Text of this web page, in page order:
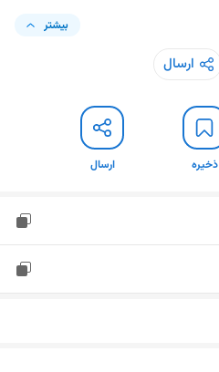
بیشتر
ارسال
ذخیره ارسال